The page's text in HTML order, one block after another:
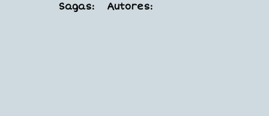
Sagas:
Autores: